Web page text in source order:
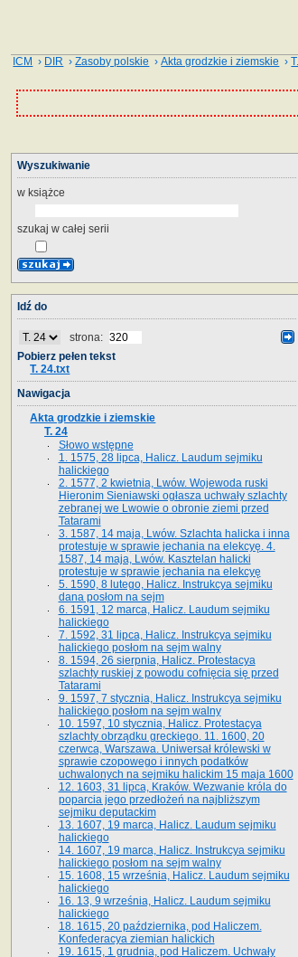
ICM › DIR ›Zasoby polskie ›Akta grodzkie i ziemskie ›
Wyszukiwanie
w książce
szukaj w całej serii
Idź do
strona:
Pobierz pełen tekst
T. 24.txt
Nawigacja
Akta grodzkie i ziemskie
T. 24
Słowo wstępne
1. 1575, 28 lipca, Halicz. Laudum sejmiku
halickiego
2. 1577, 2 kwietnia, Lwów. Wojewoda ruski
Hieronim Sieniawski ogłasza uchwały szlachty
zebranej we Lwowie o obronie ziemi przed
Tatarami
3. 1587, 14 maja, Lwów. Szlachta halicka i inna
protestuje w sprawie jechania na elekcyę. 4.
1587, 14 maja, Lwów. Kasztelan halicki
protestuje w sprawie jechania na elekcyę
5. 1590, 8 lutego, Halicz. Instrukcya sejmiku
dana posłom na sejm
6. 1591, 12 marca, Halicz. Laudum sejmiku
halickiego
7. 1592, 31 lipca, Halicz. Instrukcya sejmiku
halickiego posłom na sejm walny
8. 1594, 26 sierpnia, Halicz. Protestacya
szlachty ruskiej z powodu cofnięcia się przed
Tatarami
9. 1597, 7 stycznia, Halicz. Instrukcya sejmiku
halickiego posłom na sejm walny
10. 1597, 10 stycznia, Halicz. Protestacya
szlachty obrządku greckiego. 11. 1600, 20
czerwca, Warszawa. Uniwersał królewski w
sprawie czopowego i innych podatków
uchwalonych na sejmiku halickim 15 maja 1600
12. 1603, 31 lipca, Kraków. Wezwanie króla do
poparcia jego przedłożeń na najbliższym
sejmiku deputackim
13. 1607, 19 marca, Halicz. Laudum sejmiku
halickiego
14. 1607, 19 marca, Halicz. Instrukcya sejmiku
halickiego posłom na sejm walny
15. 1608, 15 września, Halicz. Laudum sejmiku
halickiego
16. 13, 9 września, Halicz. Laudum sejmiku
halickiego
18. 1615, 20 października, pod Haliczem.
Konfederacya ziemian halickich
19. 1615, 1 grudnia, pod Haliczem. Uchwały